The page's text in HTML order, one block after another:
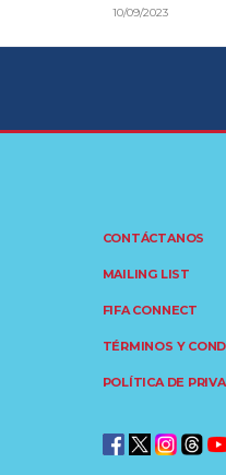
10/09/2023
CONTÁCTANOS
MAILING LIST
FIFA CONNECT
TÉRMINOS Y
POLÍTICA DE